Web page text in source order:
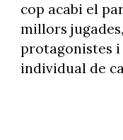
cop acabi el
millors
protagonistes
individual de